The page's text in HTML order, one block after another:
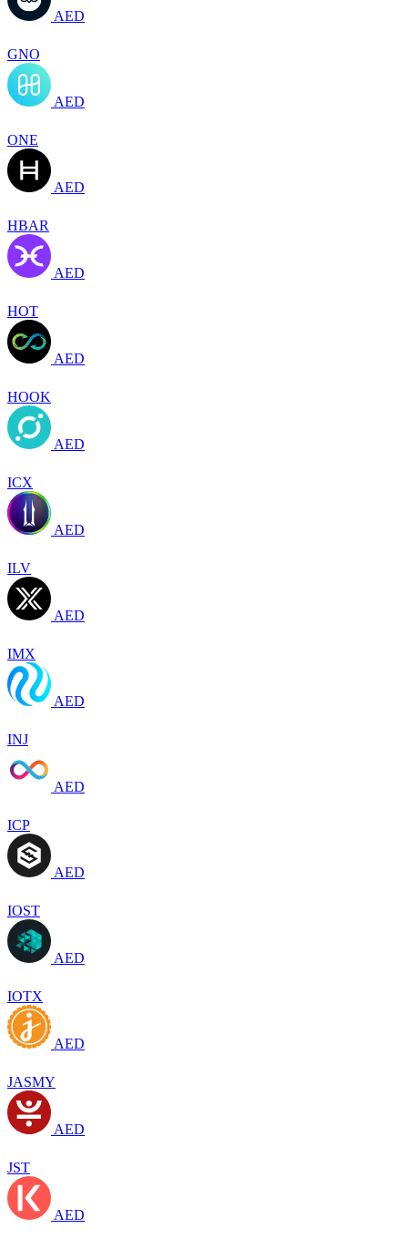
AED
GNO
AED
ONE
AED
HBAR
AED
HOT
AED
HOOK
AED
ICX
AED
ILV
AED
IMX
AED
INJ
AED
ICP
AED
IOST
AED
IOTX
AED
JASMY
AED
JST
AED